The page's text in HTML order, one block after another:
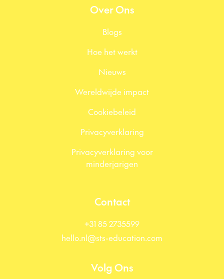
Over Ons
Blogs
Hoe het werkt
Nieuws
Wereldwijde impact
Cookiebeleid
Privacyverklaring
Privacyverklaring voor
minderjarigen
Contact
+31 85 2735599
hello.nl@sts-education.com
Volg Ons